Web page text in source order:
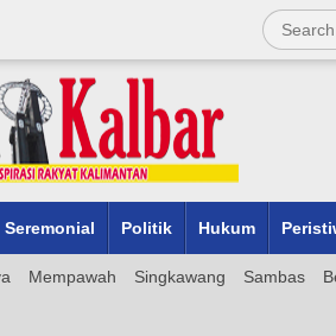
Seremonial Politik Hukum
Mempawah Singkawang Sambas